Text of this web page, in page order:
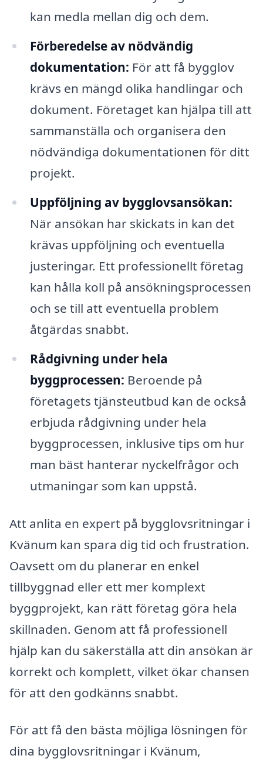
kan medla mellan dig och dem.
Förberedelse av nödvändig
dokumentation: För att få bygglov
krävs en mängd olika handlingar och
dokument. Företaget kan hjälpa till att
sammanställa och organisera den
nödvändiga dokumentationen för ditt
projekt.
Uppföljning av bygglovsansökan:
När ansökan har skickats in kan det
krävas uppföljning och eventuella
justeringar. Ett professionellt företag
kan hålla koll på ansökningsprocessen
och se till att eventuella problem
åtgärdas snabbt.
Rådgivning under hela
byggprocessen: Beroende på
företagets tjänsteutbud kan de också
erbjuda rådgivning under hela
byggprocessen, inklusive tips om hur
man bäst hanterar nyckelfrågor och
utmaningar som kan uppstå.
Att anlita en expert på bygglovsritningar i
Kvänum kan spara dig tid och frustration.
Oavsett om du planerar en enkel
tillbyggnad eller ett mer komplext
byggprojekt, kan rätt företag göra hela
skillnaden. Genom att få professionell
hjälp kan du säkerställa att din ansökan är
korrekt och komplett, vilket ökar chansen
för att den godkänns snabbt.
För att få den bästa möjliga lösningen för
dina bygglovsritningar i Kvänum,